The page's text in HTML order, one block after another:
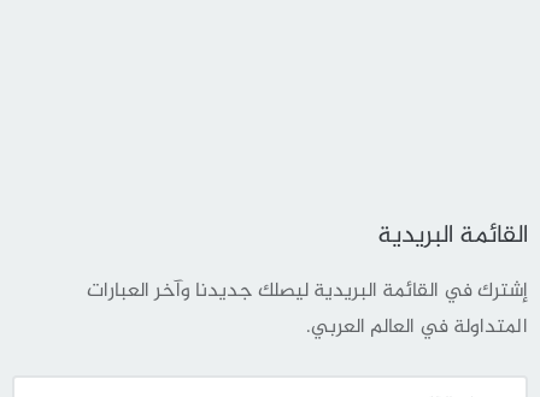
القائمة البريدية
إشترك في القائمة البريدية ليصلك جديدنا وآخر العبارات
المتداولة في العالم العربي.